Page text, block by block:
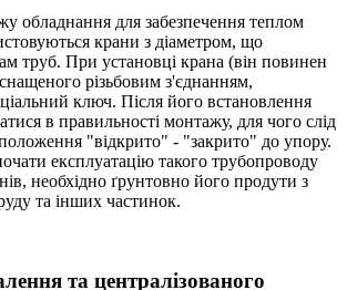
обладнання для забезпечення теплом
крани з діаметром, що
труб. При установці крана (він повинен
різьбовим з'єднанням,
ключ. Після його встановлення
в правильності монтажу, для чого слід
"відкрито" - "закрито" до упору.
експлуатацію такого трубопроводу
необхідно ґрунтовно його продути з
та інших частинок.
та централізованого